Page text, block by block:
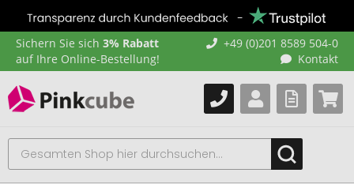
Sichern Sie sich 3% Rabatt
auf Ihre Online-Bestellung!
+49 (0)201 8589 504-0
Kontakt